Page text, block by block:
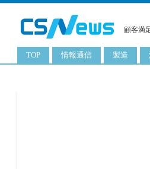
顧客満
TOP 情報通信 製造